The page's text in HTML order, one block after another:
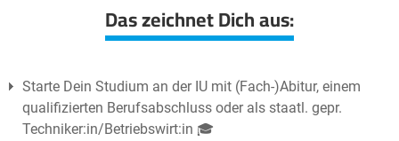
Das zeichnet Dich aus:
Starte Dein Studium an der IU mit (Fach-)Abitur, einem
qualifizierten Berufsabschluss oder als staatl. gepr.
Techniker:in/Betriebswirt:in 🎓